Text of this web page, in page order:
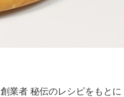
創業者 秘伝のレシピをもと